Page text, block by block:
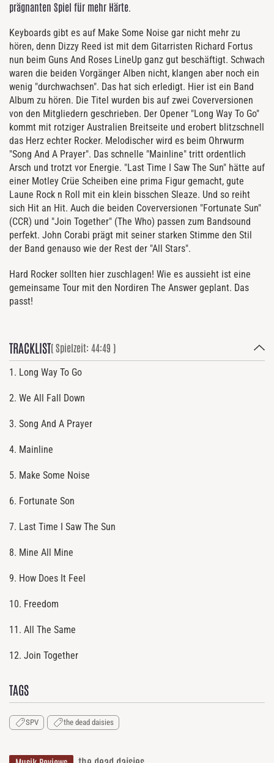
prägnanten Spiel für mehr Härte.
Keyboards gibt es auf Make Some Noise gar nicht mehr zu
hören, denn Dizzy Reed ist mit dem Gitarristen Richard Fortus
nun beim Guns And Roses LineUp ganz gut beschäftigt. Schwach
waren die beiden Vorgänger Alben nicht, klangen aber noch ein
wenig "durchwachsen". Das hat sich erledigt. Hier ist ein Band
Album zu hören. Die Titel wurden bis auf zwei Coverversionen
von den Mitgliedern geschrieben. Der Opener "Long Way To Go"
kommt mit rotziger Australien Breitseite und erobert blitzschnell
das Herz echter Rocker. Melodischer wird es beim Ohrwurm
"Song And A Prayer". Das schnelle "Mainline" tritt ordentlich
Arsch und trotzt vor Energie. "Last Time I Saw The Sun" hätte auf
einer Motley Crüe Scheiben eine prima Figur gemacht, gute
Laune Rock n Roll mit ein klein bisschen Sleaze. Und so reiht
sich Hit an Hit. Auch die beiden Coverversionen "Fortunate Sun"
(CCR) und "Join Together" (The Who) passen zum Bandsound
perfekt. John Corabi prägt mit seiner starken Stimme den Stil
der Band genauso wie der Rest der "All Stars".
Hard Rocker sollten hier zuschlagen! Wie es aussieht ist eine
gemeinsame Tour mit den Nordiren The Answer geplant. Das
passt!
TRACKLIST( Spielzeit: 44:49 )
1. Long Way To Go
2. We All Fall Down
3. Song And A Prayer
4. Mainline
5. Make Some Noise
6. Fortunate Son
7. Last Time I Saw The Sun
8. Mine All Mine
9. How Does It Feel
10. Freedom
11. All The Same
12. Join Together
TAGS
SPV the dead daisies